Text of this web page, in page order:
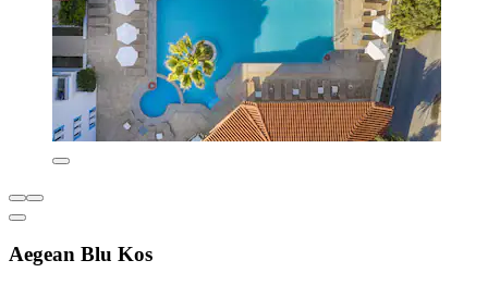
Aegean Blu Kos